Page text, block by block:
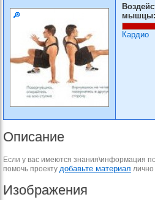
мышцы:
Кардио
Описание
Если у вас имеются знания\информация
помочь проекту добавьте материал лично
Изображения